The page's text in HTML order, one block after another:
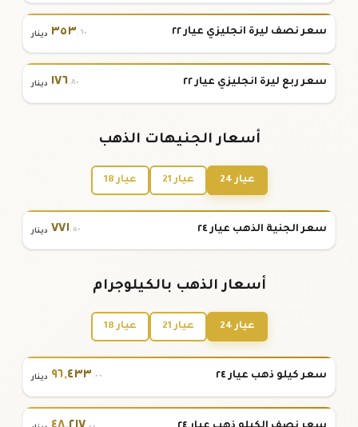
سعر نصف ليرة انجليزي عيار ٢٢ ٣٥٣.٦٠ دينار
سعر ربع ليرة انجليزي عيار ٢٢ ١٧٦.٨٠ دينار
أسعار الجنيهات الذهب
عيار 24 عيار 21 عيار 18
سعر الجنية الذهب عيار ٢٤ ٧٧١.٥٠ دينار
أسعار الذهب بالكيلوجرام
عيار 24 عيار 21 عيار 18
سعر كيلو ذهب عيار ٢٤ ٩٦,٤٣٣.٠٠ دينار